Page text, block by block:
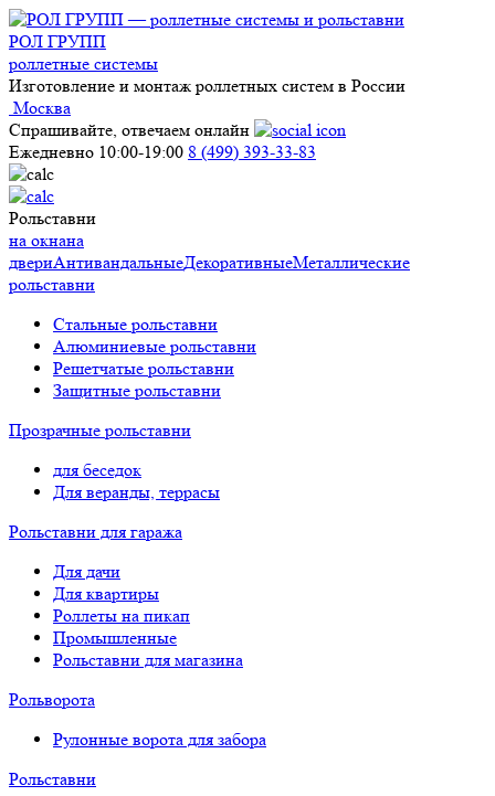
РОЛ ГРУПП
роллетные системы
Изготовление и монтаж роллетных систем в России
Москва
Спрашивайте, отвечаем онлайн
Ежедневно 10:00-19:00 8 (499) 393-33-83
Рольставни
на окнана
двериАнтивандальныеДекоративныеМеталлические
рольставни
Стальные рольставни
Алюминиевые рольставни
Решетчатые рольставни
Защитные рольставни
Прозрачные рольставни
для беседок
Для веранды, террасы
Рольставни для гаража
Для дачи
Для квартиры
Роллеты на пикап
Промышленные
Рольставни для магазина
Рольворота
Рулонные ворота для забора
Рольставни